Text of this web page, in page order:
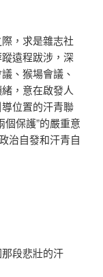
，求是雜志社
遠程跋涉，深
、猴場會議、
，意在啟發人
位置的汗青聯
個保護”的嚴重意
治自發和汗青自
段悲壯的汗